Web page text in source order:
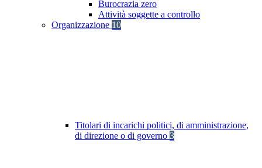
Burocrazia zero
Attività soggette a controllo
Organizzazione 10
Titolari di incarichi politici, di amministrazione,
di direzione o di governo 3